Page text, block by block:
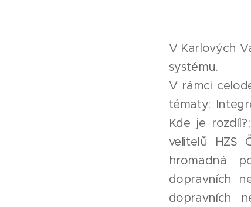
V Karlových
systému.
V rámci
tématy:
Kde je
velitelů HZS
hromadná
dopravních
dopravních